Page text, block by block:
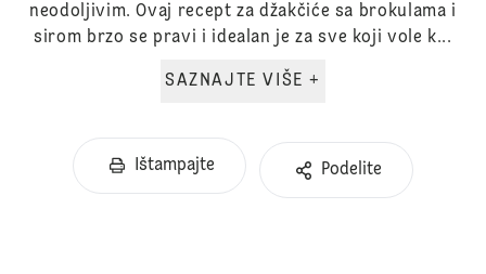
neodoljivim. Ovaj recept za džakčiće sa brokulama i
sirom brzo se pravi i idealan je za sve koji vole k...
SAZNAJTE VIŠE +
Ištampajte Podelite